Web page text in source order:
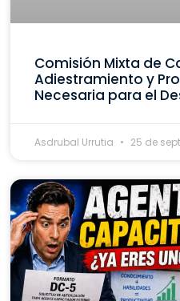
Comisión Mixta de
Adiestramiento y
Necesaria para el
Asdrubal Urrutia 25 de